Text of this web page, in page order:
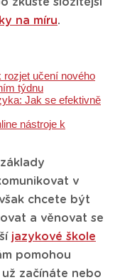
na míru.
rozjet učení nového
týdnu
Jak se efektivně
nástroje k
v
chcete být
a věnovat se
jazykové škole
pomohou
začínáte nebo